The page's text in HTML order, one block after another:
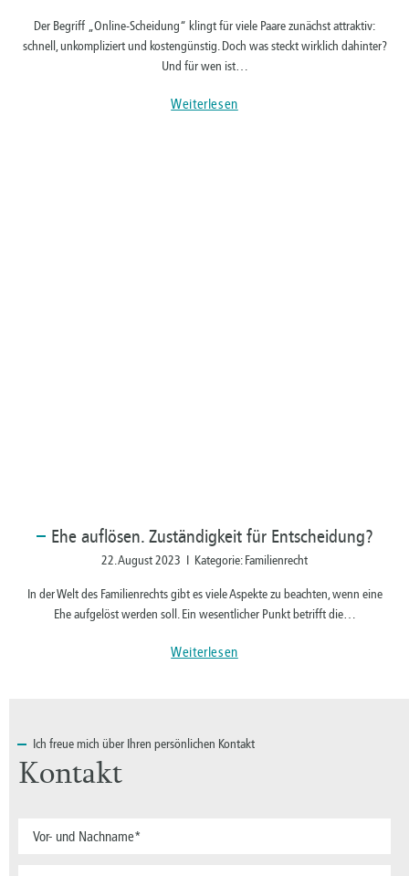
Der Begriff „Online-Scheidung“ klingt für viele Paare zunächst attraktiv:
schnell, unkompliziert und kostengünstig. Doch was steckt wirklich dahinter?
Und für wen ist…
Weiterlesen
Eheauflösen. Zuständigkeit für Entscheidung?
22. August 2023 I Kategorie: Familienrecht
In der Welt des Familienrechts gibt es viele Aspekte zu beachten, wenn eine
Ehe aufgelöst werden soll. Ein wesentlicher Punkt betrifft die…
Weiterlesen
Ich freue mich über Ihren persönlichen Kontakt
Kontakt